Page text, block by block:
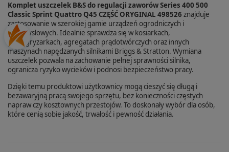
Komplet uszczelek B&S do regulacji zaworów Series 400 500
Classic Sprint Quattro Q45 CZĘŚĆ ORYGINAL 498526 znajduje
zastosowanie w szerokiej gamie urządzeń ogrodniczych i
przemysłowych. Idealnie sprawdza się w kosiarkach,
glebogryzarkach, agregatach prądotwórczych oraz innych
maszynach napędzanych silnikami Briggs & Stratton. Wymiana
uszczelek pozwala na zachowanie pełnej sprawności silnika,
ogranicza ryzyko wycieków i podnosi bezpieczeństwo pracy.
Dzięki temu produktowi użytkownicy mogą cieszyć się długą i
bezawaryjną pracą swojego sprzętu, bez konieczności częstych
napraw czy kosztownych przestojów. To doskonały wybór dla osób,
które cenią sobie jakość, trwałość i pewność działania.